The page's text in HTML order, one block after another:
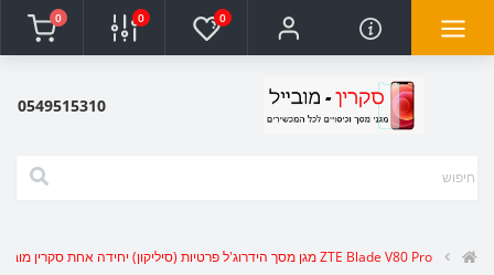
0
0
0
0549515310
ZTE Blade V80 Pro מגן מסך הידרוג'ל פרטיות (סיליקון) יחידה אחת סקרין מובייל